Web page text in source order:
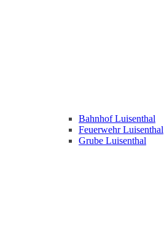
Bahnhof Luisenthal
Feuerwehr Luisenthal
Grube Luisenthal